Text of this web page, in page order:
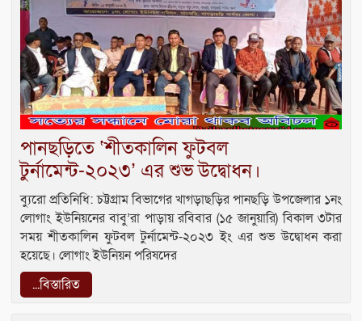
পানছড়িতে ‘শীতকালিন ফুটবল
টুর্নামেন্ট-২০২৩’ এর শুভ উদ্বোধন।
ব্যুরো প্রতিনিধি: চট্টগ্রাম বিভাগের খাগড়াছড়ির পানছড়ি উপজেলার ১নং
লোগাং ইউনিয়নের বাবু’রা পাড়ায় রবিবার (১৫ জানুয়ারি) বিকাল ৩টার
সময় শীতকালিন ফুটবল টুর্নামেন্ট-২০২৩ ইং এর শুভ উদ্বোধন করা
হয়েছে। লোগাং ইউনিয়ন পরিষদের
...বিস্তারিত